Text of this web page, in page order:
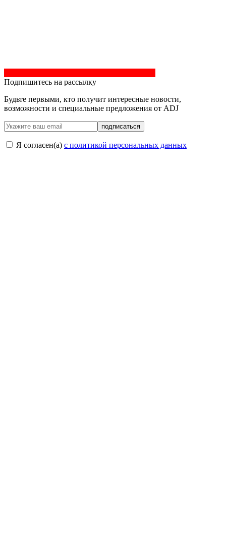
Подпишитесь на рассылку
Будьте первыми, кто получит интересные новости,
возможности и специальные предложения от ADJ
подписаться
Я согласен(a) с политикой персональных данных